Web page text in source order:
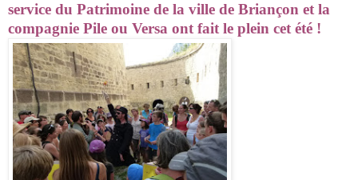
service du Patrimoine de la ville de Briançon et la
compagnie Pile ou Versa ont fait le plein cet été !